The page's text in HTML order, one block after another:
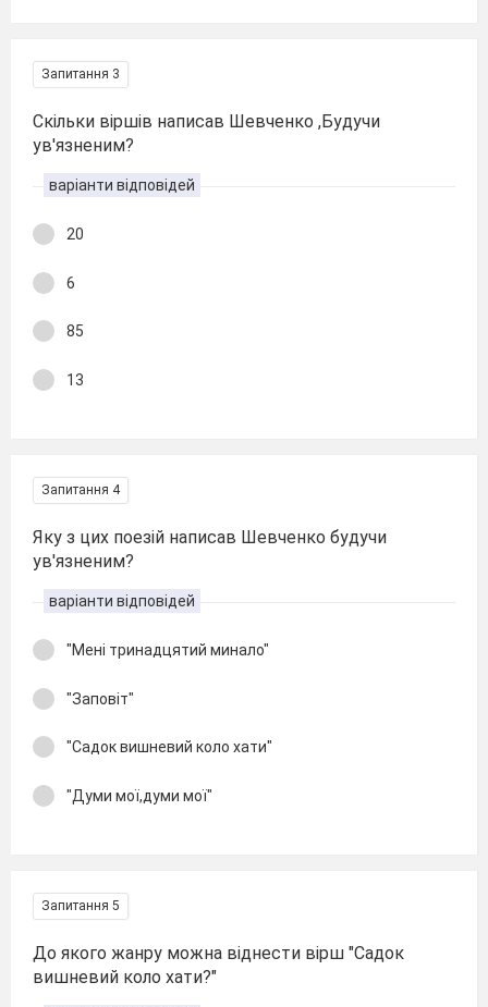
Запитання 3
Скільки віршів написав Шевченко ,Будучи
ув'язненим?
варіанти відповідей
20
6
85
13
Запитання 4
Яку з цих поезій написав Шевченко будучи
ув'язненим?
варіанти відповідей
"Мені тринадцятий минало"
"Заповіт"
"Садок вишневий коло хати"
"Думи мої,думи мої"
Запитання 5
До якого жанру можна віднести вірш "Садок
вишневий коло хати?"